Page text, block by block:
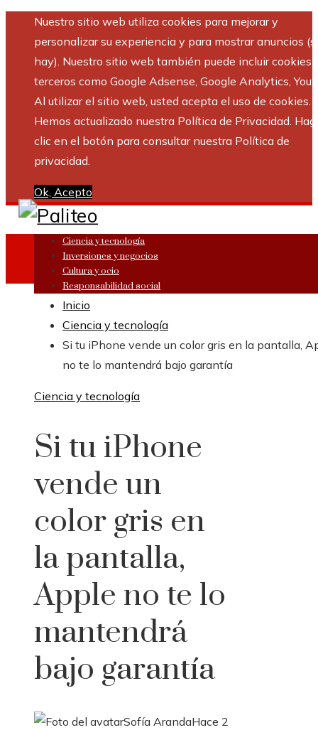
Nuestro sitio web utiliza cookies para mejorar y
personalizar su experiencia y para mostrar anuncios
hay). Nuestro sitio web también puede incluir cookies
terceros como Google Adsense, Google Analytics,
Al utilizar el sitio web, usted acepta el uso de cookies.
Hemos actualizado nuestra Política de Privacidad.
clic en el botón para consultar nuestra Política de
privacidad.
Ok, Acepto
Ciencia y tecnología
Inversiones y negocios
Cultura y ocio
Responsabilidad social
Inicio
Ciencia y tecnología
Si tu iPhone vende un color gris en la pantalla,
no te lo mantendrá bajo garantía
Ciencia y tecnología
Si tu iPhone
vende un
color gris en
la pantalla,
Apple no te lo
mantendrá
bajo garantía
Sofía ArandaHace 2